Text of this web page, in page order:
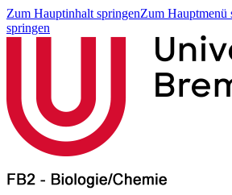
Zum Hauptinhalt springenZum Hauptmenü
springen